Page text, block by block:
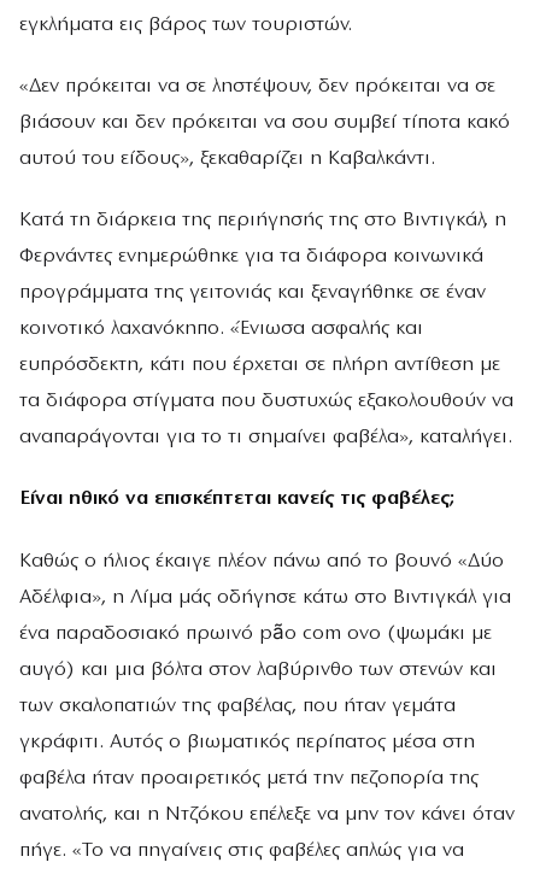
εγκλήματα εις βάρος των τουριστών.
«Δεν πρόκειται να σε ληστέψουν, δεν πρόκειται να σε
βιάσουν και δεν πρόκειται να σου συμβεί τίποτα κακό
αυτού του είδους», ξεκαθαρίζει η Καβαλκάντι.
Κατά τη διάρκεια της περιήγησής της στο Βιντιγκάλ, η
Φερνάντες ενημερώθηκε για τα διάφορα κοινωνικά
προγράμματα της γειτονιάς και ξεναγήθηκε σε έναν
κοινοτικό λαχανόκηπο. «Ένιωσα ασφαλής και
ευπρόσδεκτη, κάτι που έρχεται σε πλήρη αντίθεση με
τα διάφορα στίγματα που δυστυχώς εξακολουθούν να
αναπαράγονται για το τι σημαίνει φαβέλα», καταλήγει.
Είναι ηθικό να επισκέπτεται κανείς τις φαβέλες;
Καθώς ο ήλιος έκαιγε πλέον πάνω από το βουνό «Δύο
Αδέλφια», η Λίμα μάς οδήγησε κάτω στο Βιντιγκάλ για
ένα παραδοσιακό πρωινό pão com ovo (ψωμάκι με
αυγό) και μια βόλτα στον λαβύρινθο των στενών και
των σκαλοπατιών της φαβέλας, που ήταν γεμάτα
γκράφιτι. Αυτός ο βιωματικός περίπατος μέσα στη
φαβέλα ήταν προαιρετικός μετά την πεζοπορία της
ανατολής, και η Ντζόκου επέλεξε να μην τον κάνει όταν
πήγε. «Το να πηγαίνεις στις φαβέλες απλώς για να